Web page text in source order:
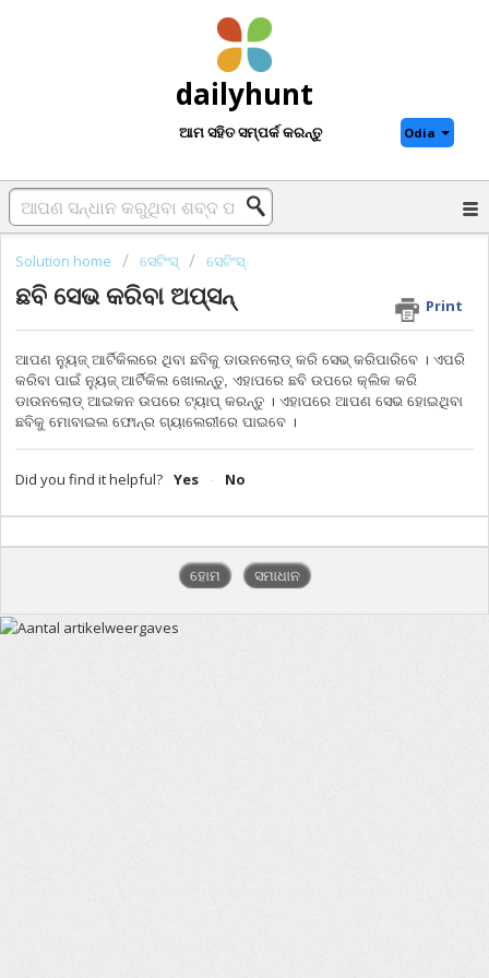
dailyhunt
ଆମ ସହିତ ସମ୍ପର୍କ କରନ୍ତୁ Odia
Solution home ସେଟିଂସ୍ ସେଟିଂସ୍
ଛବି ସେଭ କରିବା ଅପ୍‌ସନ୍‌ Print
ଆପଣ ନ୍ୟୁଜ୍‌ ଆର୍ଟିକିଲରେ ଥିବା ଛବିକୁ ଡାଉନଲୋଡ୍‌ କରି ସେଭ୍‌ କରିପାରିବେ । ଏପରି
କରିବା ପାଇଁ ନ୍ୟୁଜ୍‌ ଆର୍ଟିକିଲ ଖୋଲନ୍ତୁ, ଏହାପରେ ଛବି ଉପରେ କ୍ଲିକ କରି
ଡାଉନଲୋଡ୍‌ ଆଇକନ ଉପରେ ଟ୍ୟାପ୍‌ କରନ୍ତୁ । ଏହାପରେ ଆପଣ ସେଭ ହୋଇଥିବା
ଛବିକୁ ମୋବାଇଲ ଫୋନ୍‌ର ଗ୍ୟାଲେରୀରେ ପାଇବେ ।
Did you find it helpful? Yes No
ହୋମ ସମାଧାନ